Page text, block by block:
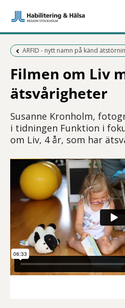
Föregående sida:
ARFID - nytt namn på känd
Filmen om Liv
ätsvårigheter
Susanne Kronholm,
i tidningen Funktion i
om Liv, 4 år, som har
Film på svenska om flickan Liv som har